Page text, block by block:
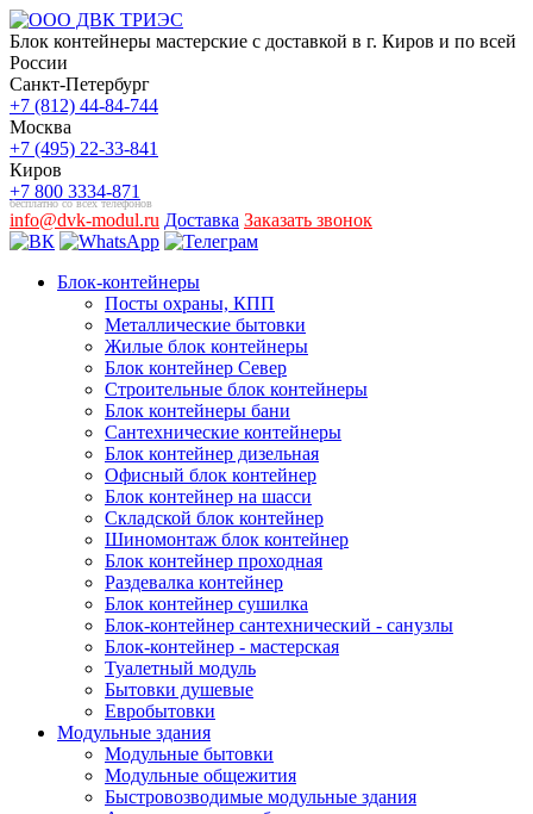
Блок контейнеры мастерские с доставкой в г. Киров и по всей
России
Санкт-Петербург
+7 (812) 44-84-744
Москва
+7 (495) 22-33-841
Киров
+7 800 3334-871
бесплатно со всех телефонов
info@dvk-modul.ru Доставка Заказать звонок
Блок-контейнеры
Посты охраны, КПП
Металлические бытовки
Жилые блок контейнеры
Блок контейнер Север
Строительные блок контейнеры
Блок контейнеры бани
Сантехнические контейнеры
Блок контейнер дизельная
Офисный блок контейнер
Блок контейнер на шасси
Складской блок контейнер
Шиномонтаж блок контейнер
Блок контейнер проходная
Раздевалка контейнер
Блок контейнер сушилка
Блок-контейнер сантехнический - санузлы
Блок-контейнер - мастерская
Туалетный модуль
Бытовки душевые
Евробытовки
Модульные здания
Модульные бытовки
Модульные общежития
Быстровозводимые модульные здания